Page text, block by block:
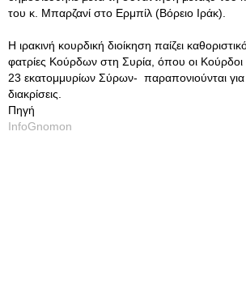
του κ. Μπαρζανί στο Ερμπίλ (Βόρειο Ιράκ).
Η ιρακινή κουρδική διοίκηση παίζει
φατρίες Κούρδων στη Συρία, όπου οι
23 εκατομμυρίων Σύρων- παραπονιούνται για
διακρίσεις.
Πηγή
InfoGnomon